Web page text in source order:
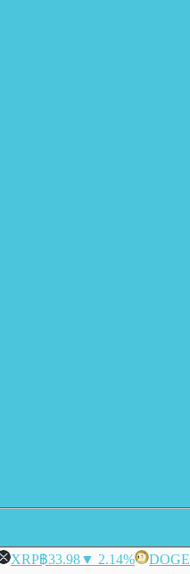
XRP฿33.98▼ 2.14% DOGE